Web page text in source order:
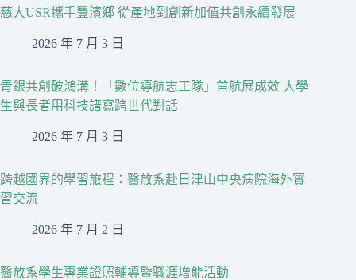
慈大USR攜手豐濱鄉 從產地到創新加值共創永續發展
2026 年 7 月 3 日
青銀共創破鴻溝！「數位導航志工隊」首航展成效 大學
生與長者用科技譜寫跨世代對話
2026 年 7 月 3 日
跨越國界的學習旅程：醫放系赴日津山中央病院海外實
習交流
2026 年 7 月 2 日
醫放系學生專業證照輔導暨職涯增能活動